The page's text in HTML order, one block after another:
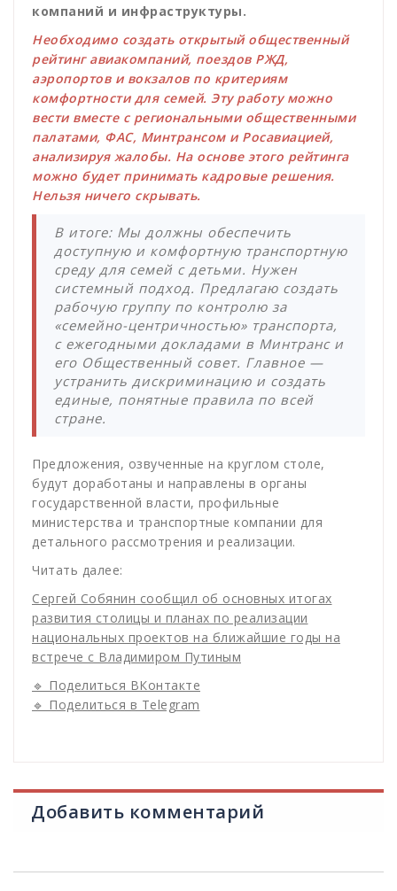
компаний и инфраструктуры.
Необходимо создать открытый общественный
рейтинг авиакомпаний, поездов РЖД,
аэропортов и вокзалов по критериям
комфортности для семей. Эту работу можно
вести вместе с региональными общественными
палатами, ФАС, Минтрансом и Росавиацией,
анализируя жалобы. На основе этого рейтинга
можно будет принимать кадровые решения.
Нельзя ничего скрывать.
В итоге: Мы должны обеспечить
доступную и комфортную транспортную
среду для семей с детьми. Нужен
системный подход. Предлагаю создать
рабочую группу по контролю за
«семейно-центричностью» транспорта,
с ежегодными докладами в Минтранс и
его Общественный совет. Главное —
устранить дискриминацию и создать
единые, понятные правила по всей
стране.
Предложения, озвученные на круглом столе,
будут доработаны и направлены в органы
государственной власти, профильные
министерства и транспортные компании для
детального рассмотрения и реализации.
Читать далее:
Сергей Собянин сообщил об основных итогах
развития столицы и планах по реализации
национальных проектов на ближайшие годы на
встрече с Владимиром Путиным
🔹 Поделиться ВКонтакте
🔹 Поделиться в Telegram
Добавить комментарий